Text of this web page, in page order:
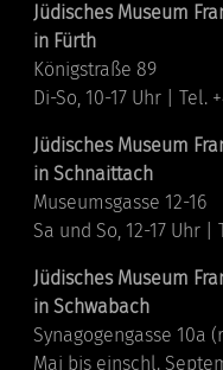
Jüdisches Museum
in Fürth
Königstraße 89
Di-So, 10-17 Uhr | Tel.
Jüdisches Museum
in Schnaittach
Museumsgasse 12-16
Sa und So, 12-17 Uhr |
Jüdisches Museum
in Schwabach
Synagogengasse 10a
Mai bis einschl.